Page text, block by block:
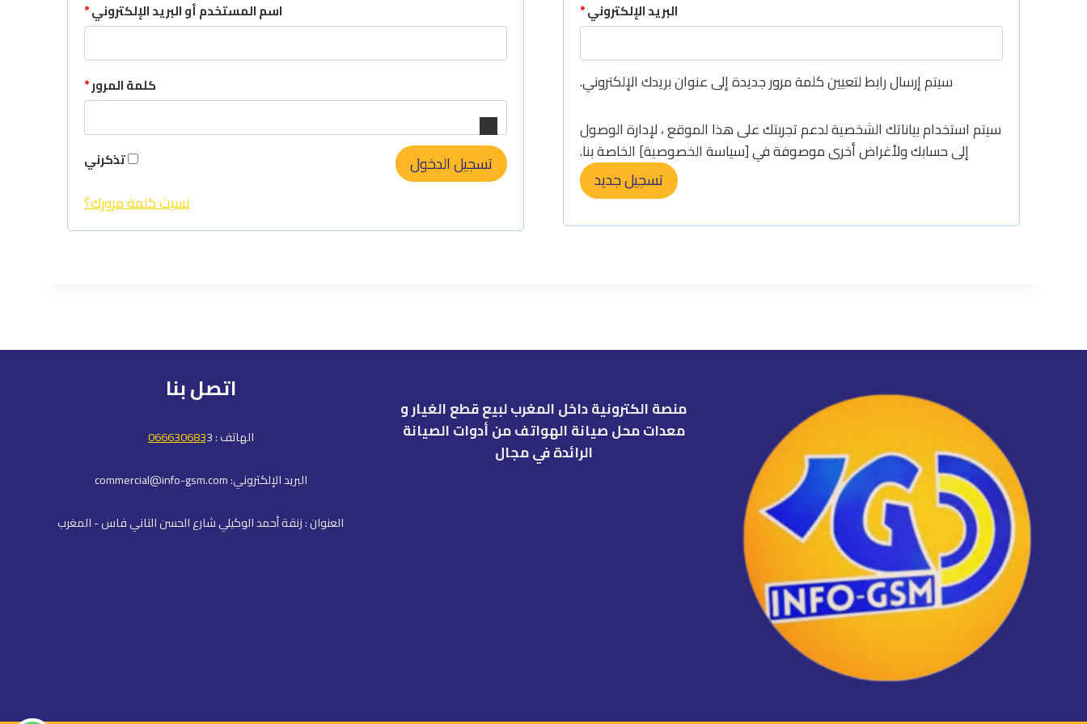
اسم المستخدم أو البريد الإلكتروني*
كلمة المرور*
تذكرني تسجيل الدخول
نسيت كلمة مرورك؟
البريد الإلكتروني*
سيتم إرسال رابط لتعيين كلمة مرور جديدة إلى عنوان بريدك الإلكتروني.
سيتم استخدام بياناتك الشخصية لدعم تجربتك على هذا الموقع ، لإدارة الوصول
إلى حسابك ولأغراض أخرى موصوفة في [سياسة الخصوصية] الخاصة بنا.
تسجيل جديد
منصة الكترونية داخل المغرب لبيع قطع الغيار و
معدات محل صيانة الهواتف من أدوات الصيانة
الرائدة في مجال
اتصل بنا
الهاتف : 0666306833
البريد الإلكتروني: commercial@info-gsm.com
العنوان : زنقة أحمد الوكيلي شارع الحسن التاني فاس - المغرب